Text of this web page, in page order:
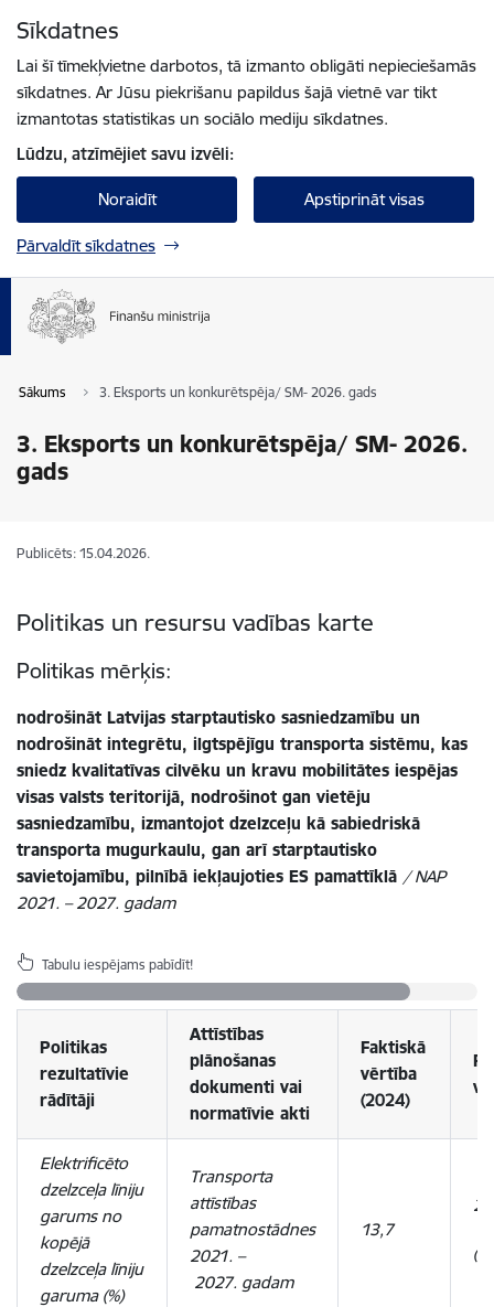
Sīkdatnes
Lai šī tīmekļvietne darbotos, tā izmanto obligāti nepieciešamās
sīkdatnes. Ar Jūsu piekrišanu papildus šajā vietnē var tikt
izmantotas statistikas un sociālo mediju sīkdatnes.
Lūdzu, atzīmējiet savu izvēli:
Noraidīt Apstiprināt visas
Pārvaldīt sīkdatnes
Sākums 3. Eksports un konkurētspēja/ SM- 2026. gads
3. Eksports un konkurētspēja/ SM- 2026.
gads
Publicēts: 15.04.2026.
Politikas un resursu vadības karte
Politikas mērķis:
nodrošināt Latvijas starptautisko sasniedzamību un
nodrošināt integrētu, ilgtspējīgu transporta sistēmu, kas
sniedz kvalitatīvas cilvēku un kravu mobilitātes iespējas
visas valsts teritorijā, nodrošinot gan vietēju
sasniedzamību, izmantojot dzelzceļu kā sabiedriskā
transporta mugurkaulu, gan arī starptautisko
savietojamību, pilnībā iekļaujoties ES pamattīklā /NAP
2021. – 2027. gadam
Tabulu iespējams pabīdīt!
Politikas
rezultatīvie
rādītāji
Attīstības
plānošanas
dokumenti vai
normatīvie akti
Faktiskā
vērtība
(2024)
Elektrificēto
dzelzceļa līniju
garums no
kopējā
dzelzceļa līniju
garuma (%)
Transporta
attīstības
pamatnostādnes
2021. –
2027. gadam
13,7